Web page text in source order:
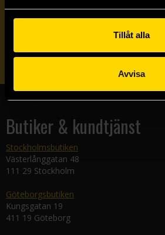
Tillåt alla
Avvisa
Veckobrevet
Butiker & kundtjänst
Stockholmsbutiken
Västerlånggatan 48
111 29 Stockholm
Göteborgsbutiken
Kungsgatan 19
411 19 Göteborg